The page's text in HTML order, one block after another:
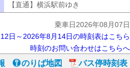
【直通】横浜駅前ゆき
乗車日2026年08月07日
日～2026年8月14日の時刻表はこちら
時刻のお問い合わせはこちらへ
のりば地図
バス停時刻表